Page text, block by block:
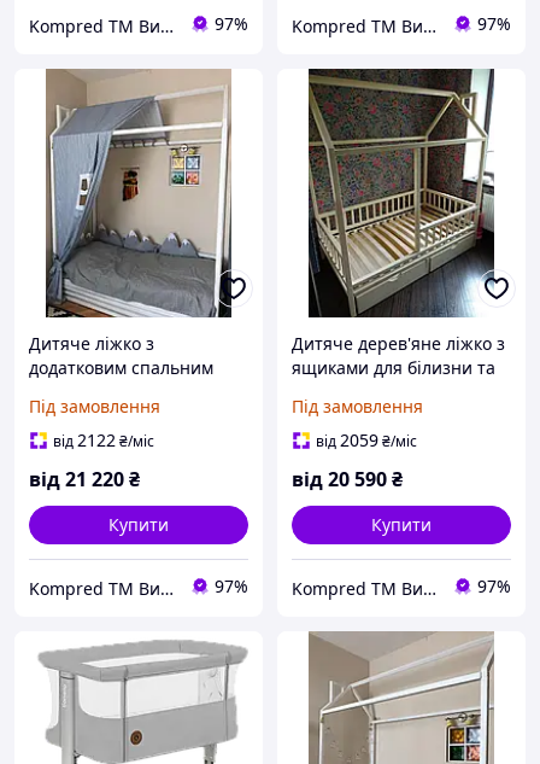
Kompred TM Виробниче підприємство 97% Kompred TM Виробниче підприємство 97%
Дитяче ліжко з
додатковим спальним
Під замовлення
від2122₴/міс
від21 220₴
Купити
Kompred TM Виробниче підприємство 97%
Дитяче дерев'яне ліжко з
ящиками для білизни та
Під замовлення
від2059₴/міс
від20 590₴
Купити
Kompred TM Виробниче підприємство 97%